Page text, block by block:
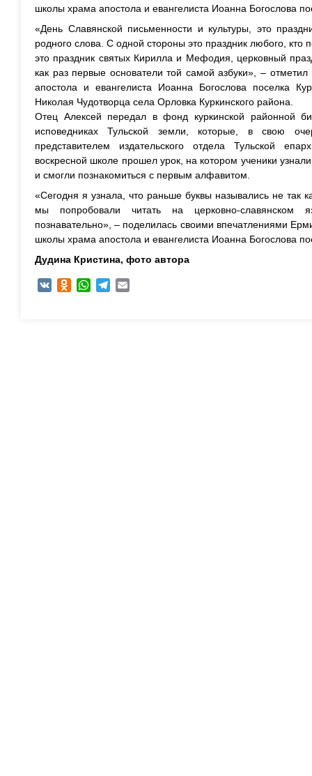
школы храма апостола и евангелиста Иоанна Богослова
«День Славянской письменности и культуры, это
родного слова. С одной стороны это праздник любого, кто
это праздник святых Кирилла и Мефодия, церковный
как раз первые основатели той самой азбуки», –
апостола и евангелиста Иоанна Богослова поселка
Николая Чудотворца села Орловка Куркинского района.
Отец Алексей передал в фонд куркинской районной
исповедниках Тульской земли, которые, в свою
представителем издательского отдела Тульской
воскресной школе прошел урок, на котором ученики
и смогли познакомиться с первым алфавитом.
«Сегодня я узнала, что раньше буквы назывались не
мы попробовали читать на церковно-
познавательно», – поделилась своими впечатлениями
школы храма апостола и евангелиста Иоанна Богослова
Дудина Кристина, фото автора
VK Odnoklassniki
WhatsAppTelegram